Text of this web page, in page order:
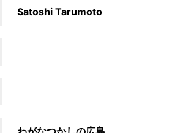
Satoshi Tarumoto